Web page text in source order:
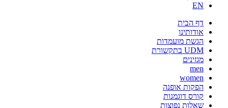
EN
דף הבית
אודותינו
הגשת מועמדות
UDM בתקשורת
מגזינים
men
women
הפקות אופנה
קורס דוגמנות
שאלות נפוצות